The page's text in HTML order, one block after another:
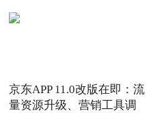
京东APP 11.0改版在即：流
量资源升级、营销工具调